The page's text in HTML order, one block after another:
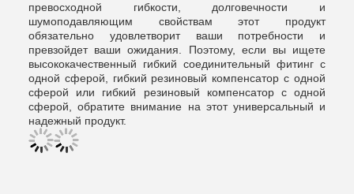
превосходной гибкости, долговечности и
шумоподавляющим свойствам этот продукт
обязательно удовлетворит ваши потребности и
превзойдет ваши ожидания. Поэтому, если вы ищете
высококачественный гибкий соединительный фитинг с
одной сферой, гибкий резиновый компенсатор с одной
сферой или гибкий резиновый компенсатор с одной
сферой, обратите внимание на этот универсальный и
надежный продукт.